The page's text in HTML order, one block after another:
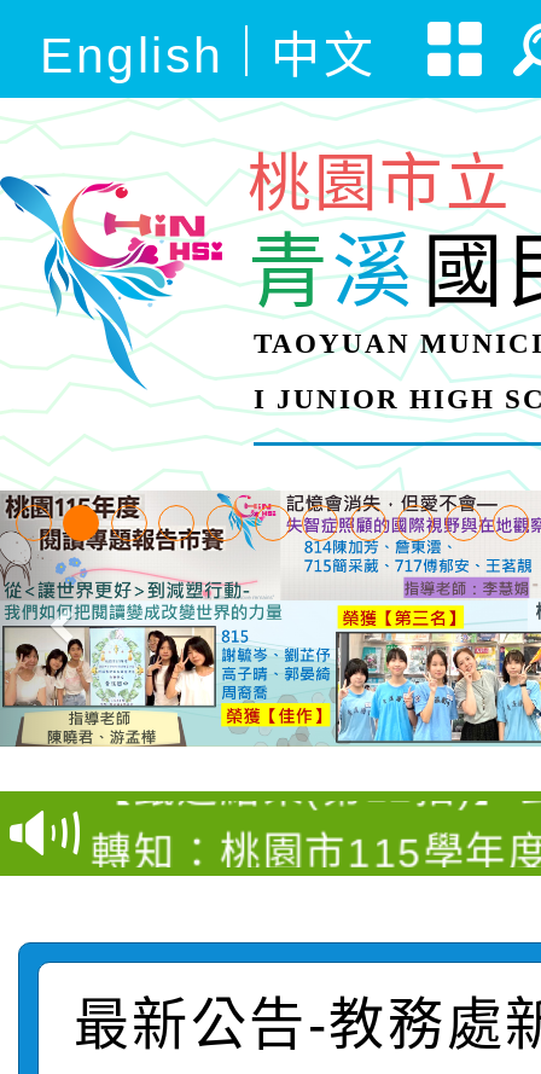
English 中文
桃園市立
青溪國
TAOYUAN
I JUNIOR HIGH
【甄選結果(第4招)】
結果(第4招)
學年度第1學期第7次代
轉知：桃園市115學年
賽實施要點
比賽實施要點」
轉知：「115年金融知
動辦法」
轉知臺中市政府政風處
最新公告-教務處